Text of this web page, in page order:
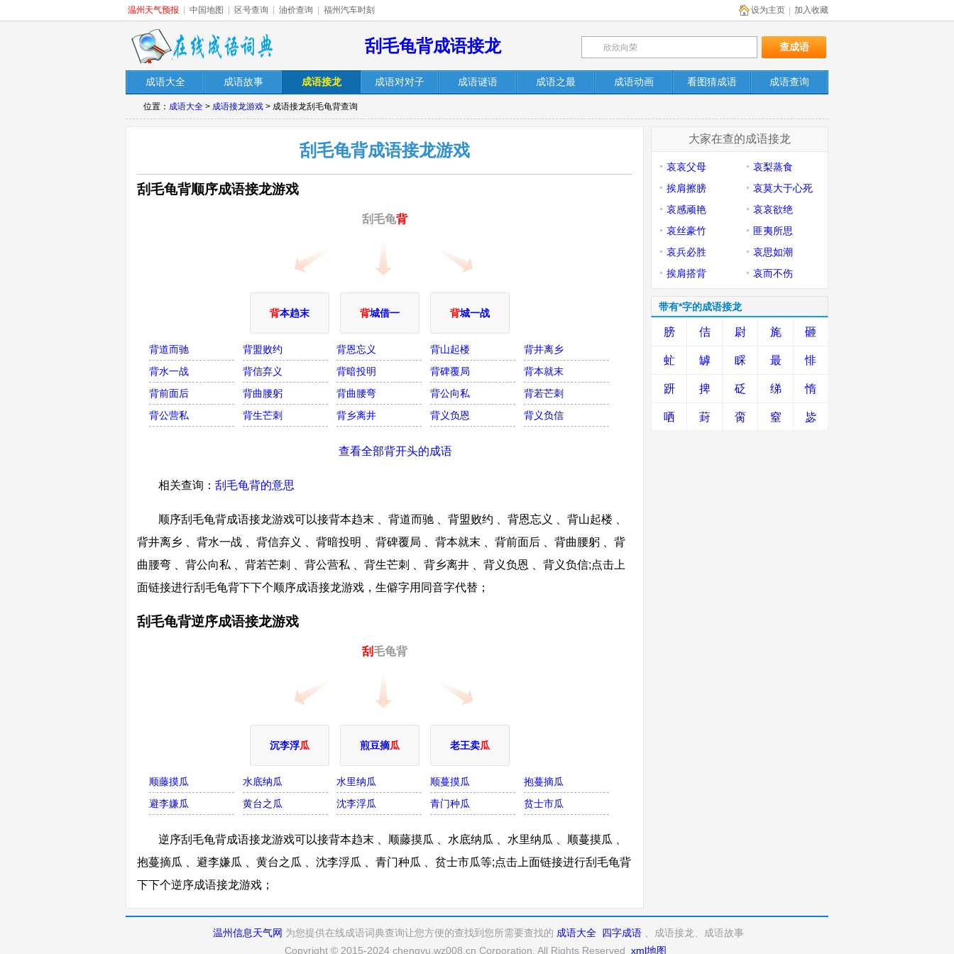
温州天气预报 中国地图 区号查询 油价查询 福州汽车时刻 加入收藏
设为主页
刮毛龟背成语接龙
成语大全 成语故事 成语接龙 成语对对子 成语谜语 成语之最 成语动画 看图猜成语 成语查询
位置： 成语大全 > 成语接龙游戏 > 成语接龙刮毛龟背查询
刮毛龟背成语接龙游戏
刮毛龟背顺序成语接龙游戏
刮毛龟背
背本趋末 背城借一 背城一战
背道而驰 背盟败约 背恩忘义 背山起楼
背井离乡
背水一战
背信弃义 背暗投明 背碑覆局
背本就末
背前面后
背曲腰躬 背曲腰弯 背公向私
背若芒刺
背公营私
背生芒刺 背乡离井 背义负恩 背义负信
查看全部背开头的成语
相关查询： 刮毛龟背的意思
顺序刮毛龟背成语接龙游戏可以接背本趋末 、背道而驰 、背盟败约 、背恩忘义 、背山起楼 、
背井离乡 、背水一战 、背信弃义 、背暗投明 、背碑覆局 、背本就末 、背前面后 、背曲腰躬 、背
曲腰弯 、背公向私 、背若芒刺 、背公营私 、背生芒刺 、背乡离井 、背义负恩 、背义负信;点击上
面链接进行刮毛龟背下下个顺序成语接龙游戏，生僻字用同音字代替；
刮毛龟背逆序成语接龙游戏
刮毛龟背
沉李浮瓜 煎豆摘瓜 老王卖瓜
顺藤摸瓜 水底纳瓜 水里纳瓜 顺蔓摸瓜
抱蔓摘瓜
避李嫌瓜
黄台之瓜 沈李浮瓜 青门种瓜 贫士市瓜
逆序刮毛龟背成语接龙游戏可以接背本趋末 、顺藤摸瓜 、水底纳瓜 、水里纳瓜 、顺蔓摸瓜 、
抱蔓摘瓜 、避李嫌瓜 、黄台之瓜 、沈李浮瓜 、青门种瓜 、贫士市瓜等;点击上面链接进行刮毛龟背
下下个逆序成语接龙游戏；
大家在查的成语接龙
哀哀父母
哀梨蒸食
挨肩擦膀
哀莫大于心死
哀感顽艳
哀哀欲绝
哀丝豪竹
匪夷所思
哀兵必胜
哀思如潮
挨肩搭背
哀而不伤
带有*字的成语接龙
膀 佶 尉 旄 砸
虻 罅 睬 最 悱
趼 捭 砭 绨 惰
哂 葑 脔 窒 毖
温州信息天气网 为您提供在线成语词典查询让您方便的查找到您所需要查找的 成语大全 四字成语
、成语接龙、成语故事
Copyright © 2015-2024 chengyu.wz008.cn Corporation, All Rights Reserved xml地图